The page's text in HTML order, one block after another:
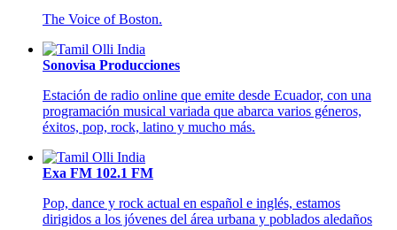
The Voice of Boston.
Sonovisa Producciones
Estación de radio online que emite desde Ecuador, con una
programación musical variada que abarca varios géneros,
éxitos, pop, rock, latino y mucho más.
Exa FM 102.1 FM
Pop, dance y rock actual en español e inglés, estamos
dirigidos a los jóvenes del área urbana y poblados aledaños